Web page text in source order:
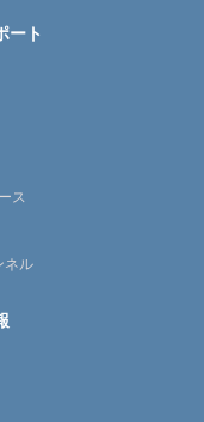
ート
ス
ネル